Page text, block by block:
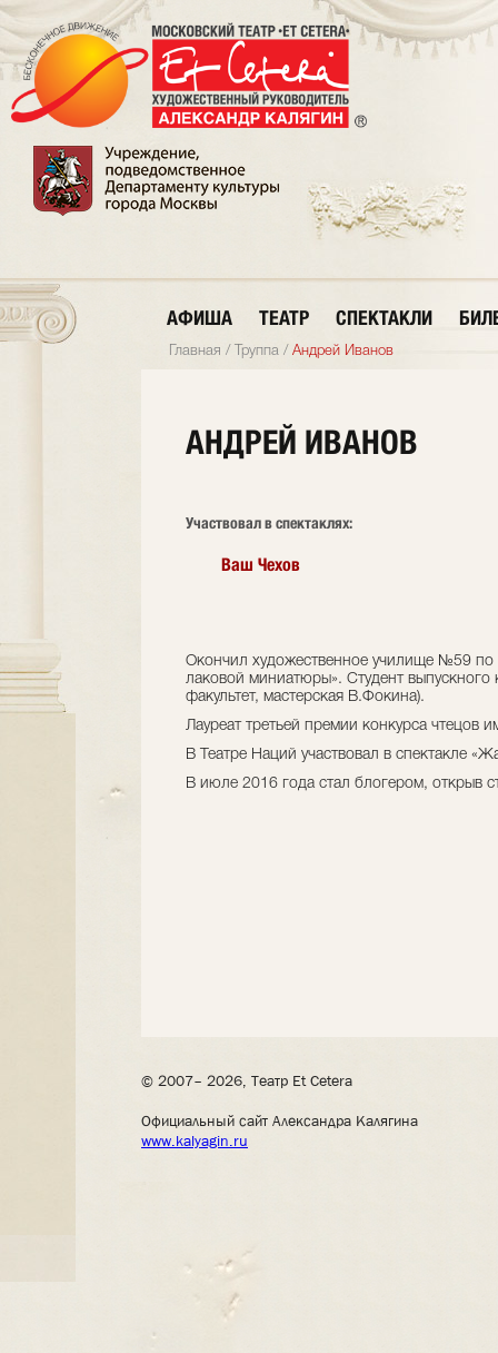
АФИША ТЕАТР СПЕКТАКЛИ
Главная / Труппа / Андрей Иванов
АНДРЕЙ ИВАНОВ
Участвовал в спектаклях:
Ваш Чехов
Окончил художественное училище №59 по
лаковой миниатюры». Студент выпускного
факультет, мастерская В.Фокина).
Лауреат третьей премии конкурса чтецов
В Театре Наций участвовал в спектакле
В июле 2016 года стал блогером, открыв
© 2007– 2026, Театр Et Cetera
Официальный сайт Александра Калягина
www.kalyagin.ru